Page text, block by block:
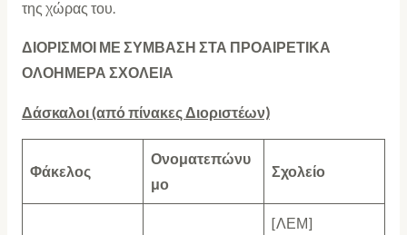
της χώρας του.
ΔΙΟΡΙΣΜΟΙ ΜΕ ΣΥΜΒΑΣΗ ΣΤΑ ΠΡΟΑΙΡΕΤΙΚΑ
ΟΛΟΗΜΕΡΑ ΣΧΟΛΕΙΑ
Δάσκαλοι (από πίνακες Διοριστέων)
Φάκελος
Ονοματεπώνυ
μο
Σχολείο
[ΛΕΜ]